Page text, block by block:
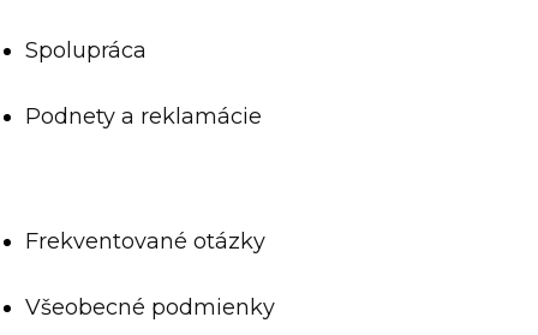
Spolupráca
Podnety a reklamácie
Frekventované otázky
Všeobecné podmienky